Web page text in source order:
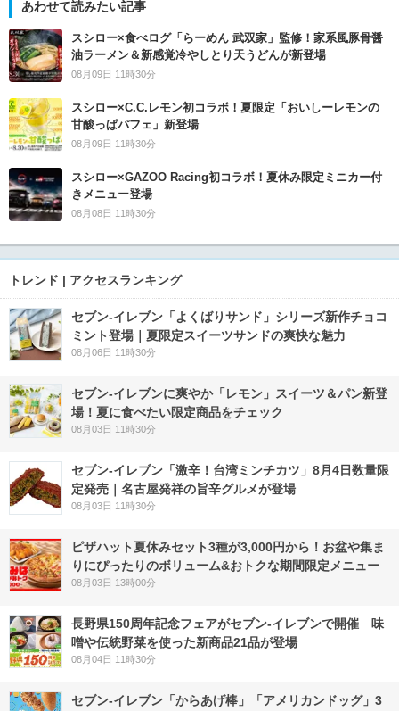
あわせて読みたい記事
スシロー×食べログ「らーめん 武双家」監修！家系風豚骨醤
油ラーメン＆新感覚冷やしとり天うどんが新登場
08月09日 11時30分
スシロー×C.C.レモン初コラボ！夏限定「おいしーレモンの
甘酸っぱパフェ」新登場
08月09日 11時30分
スシロー×GAZOO Racing初コラボ！夏休み限定ミニカー付
きメニュー登場
08月08日 11時30分
トレンド | アクセスランキング
セブン‐イレブン「よくばりサンド」シリーズ新作チョコ
ミント登場｜夏限定スイーツサンドの爽快な魅力
08月06日 11時30分
セブン‐イレブンに爽やか「レモン」スイーツ＆パン新登
場！夏に食べたい限定商品をチェック
08月03日 11時30分
セブン-イレブン「激辛！台湾ミンチカツ」8月4日数量限
定発売｜名古屋発祥の旨辛グルメが登場
08月03日 11時30分
ピザハット夏休みセット3種が3,000円から！お盆や集ま
りにぴったりのボリューム&おトクな期間限定メニュー
08月03日 13時00分
長野県150周年記念フェアがセブン-イレブンで開催 味
噌や伝統野菜を使った新商品21品が登場
08月04日 11時30分
セブン‐イレブン「からあげ棒」「アメリカンドッグ」3